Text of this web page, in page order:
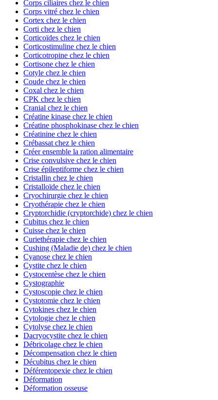
Corps ciliaires chez le chien
Corps vitré chez le chien
Cortex chez le chien
Corti chez le chien
Corticoïdes chez le chien
Corticostimuline chez le chien
Corticotropine chez le chien
Cortisone chez le chien
Cotyle chez le chien
Coude chez le chien
Coxal chez le chien
CPK chez le chien
Cranial chez le chien
Créatine kinase chez le chien
Créatine phosphokinase chez le chien
Créatinine chez le chien
Crébassat chez le chien
Créer ensemble la ration alimentaire
Crise convulsive chez le chien
Crise épileptiforme chez le chien
Cristallin chez le chien
Cristalloïde chez le chien
Cryochirurgie chez le chien
Cryothérapie chez le chien
Cryptorchidie (cryptorchide) chez le chien
Cubitus chez le chien
Cuisse chez le chien
Curiethérapie chez le chien
Cushing (Maladie de) chez le chien
Cyanose chez le chien
Cystite chez le chien
Cystocentèse chez le chien
Cystographie
Cystoscopie chez le chien
Cystotomie chez le chien
Cytokines chez le chien
Cytologie chez le chien
Cytolyse chez le chien
Dacryocystite chez le chien
Débricolage chez le chien
Décompensation chez le chien
Décubitus chez le chien
Déférentopexie chez le chien
Déformation
Déformation osseuse